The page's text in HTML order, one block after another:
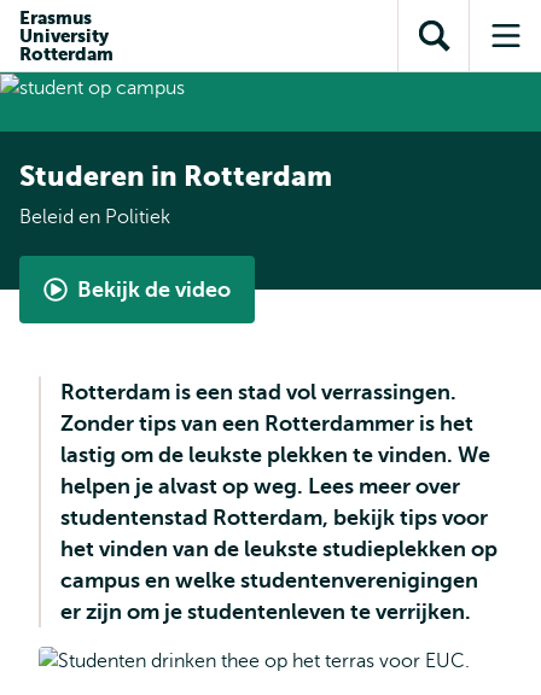
inhoud
Direct naar
subnavigatie
Erasmus
University
Rotterdam
Toon
zoekveld
Studeren in Rotterdam
Beleid en Politiek
Bekijk de video
Student
woord
-
Beleid
en
Politiek
Rotterdam is een stad vol verrassingen.
Zonder tips van een Rotterdammer is het
lastig om de leukste plekken te vinden. We
helpen je alvast op weg. Lees meer over
studentenstad Rotterdam, bekijk tips voor
het vinden van de leukste studieplekken op
campus en welke studentenverenigingen
er zijn om je studentenleven te verrijken.